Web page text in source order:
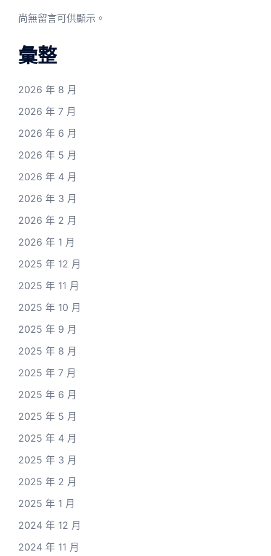
尚無留言可供顯示。
彙整
2026 年 8 月
2026 年 7 月
2026 年 6 月
2026 年 5 月
2026 年 4 月
2026 年 3 月
2026 年 2 月
2026 年 1 月
2025 年 12 月
2025 年 11 月
2025 年 10 月
2025 年 9 月
2025 年 8 月
2025 年 7 月
2025 年 6 月
2025 年 5 月
2025 年 4 月
2025 年 3 月
2025 年 2 月
2025 年 1 月
2024 年 12 月
2024 年 11 月